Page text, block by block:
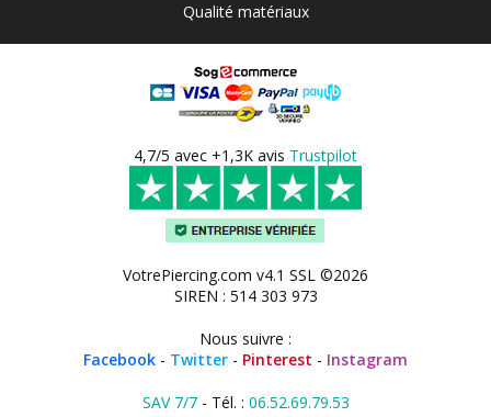
Qualité matériaux
4,7/5 avec +1,3K avis Trustpilot
VotrePiercing.com v4.1 SSL ©2026
SIREN : 514 303 973
Nous suivre :
Facebook - Twitter - Pinterest - Instagram
SAV 7/7- Tél. : 06.52.69.79.53